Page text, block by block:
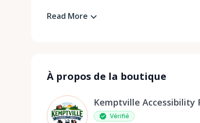
Read More
À propos de la boutique
Kemptville Accessibility
Vérifié